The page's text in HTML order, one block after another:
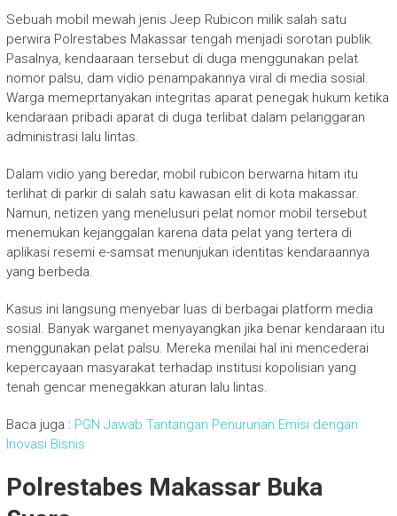
Sebuah mobil mewah jenis Jeep Rubicon milik salah satu
perwira Polrestabes Makassar tengah menjadi sorotan publik.
Pasalnya, kendaaraan tersebut di duga menggunakan pelat
nomor palsu, dam vidio penampakannya viral di media sosial.
Warga memeprtanyakan integritas aparat penegak hukum ketika
kendaraan pribadi aparat di duga terlibat dalam pelanggaran
administrasi lalu lintas.
Dalam vidio yang beredar, mobil rubicon berwarna hitam itu
terlihat di parkir di salah satu kawasan elit di kota makassar.
Namun, netizen yang menelusuri pelat nomor mobil tersebut
menemukan kejanggalan karena data pelat yang tertera di
aplikasi resemi e-samsat menunjukan identitas kendaraannya
yang berbeda.
Kasus ini langsung menyebar luas di berbagai platform media
sosial. Banyak warganet menyayangkan jika benar kendaraan itu
menggunakan pelat palsu. Mereka menilai hal ini mencederai
kepercayaan masyarakat terhadap institusi kopolisian yang
tenah gencar menegakkan aturan lalu lintas.
Baca juga : PGN Jawab Tantangan Penurunan Emisi dengan
Inovasi Bisnis
Polrestabes Makassar Buka